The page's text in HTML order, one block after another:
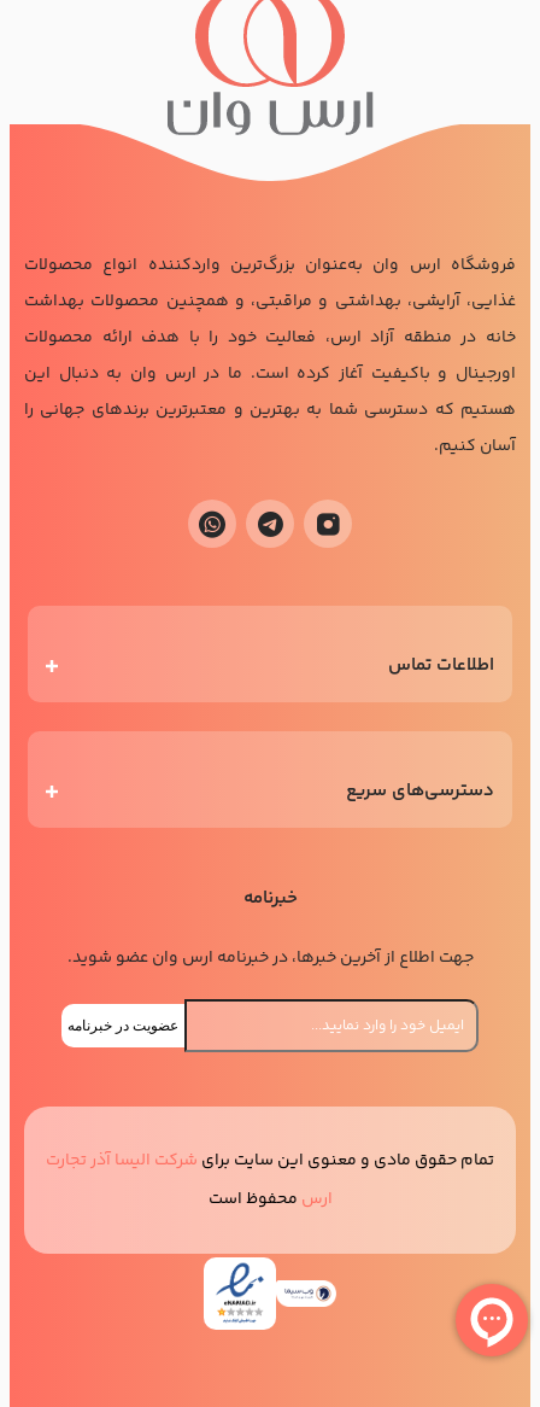
فروشگاه ارس وان به‌عنوان بزرگ‌ترین واردکننده انواع محصولات
غذایی، آرایشی، بهداشتی و مراقبتی، و همچنین محصولات بهداشت
خانه در منطقه آزاد ارس، فعالیت خود را با هدف ارائه محصولات
اورجینال و باکیفیت آغاز کرده است. ما در ارس وان به دنبال این
هستیم که دسترسی شما به بهترین و معتبرترین برندهای جهانی را
آسان کنیم.
اطلاعات تماس
دسترسی‌های سریع
خبرنامه
جهت اطلاع از آخرین خبرها، در خبرنامه ارس وان عضو شوید.
عضویت در خبرنامه
تمام حقوق مادی و معنوی این سایت برای شرکت الیسا آذر تجارت
ارس محفوظ است